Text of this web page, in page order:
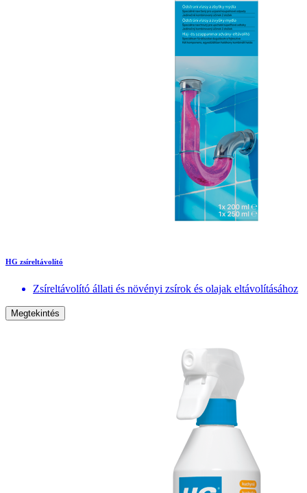
HG zsíreltávolító
Zsíreltávolító állati és növényi zsírok és olajak eltávolításához
Megtekintés